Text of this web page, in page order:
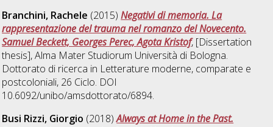
Branchini, Rachele (2015)Negativi di memoria. La
rappresentazione del trauma nel romanzo del Novecento.
Samuel Beckett, Georges Perec, Agota Kristof, [Dissertation
thesis], Alma Mater Studiorum Università di Bologna.
Dottorato di ricerca in Letterature moderne, comparate e
postcoloniali, 26 Ciclo. DOI
10.6092/unibo/amsdottorato/6894.
Busi Rizzi, Giorgio (2018)Always at Home in the Past.